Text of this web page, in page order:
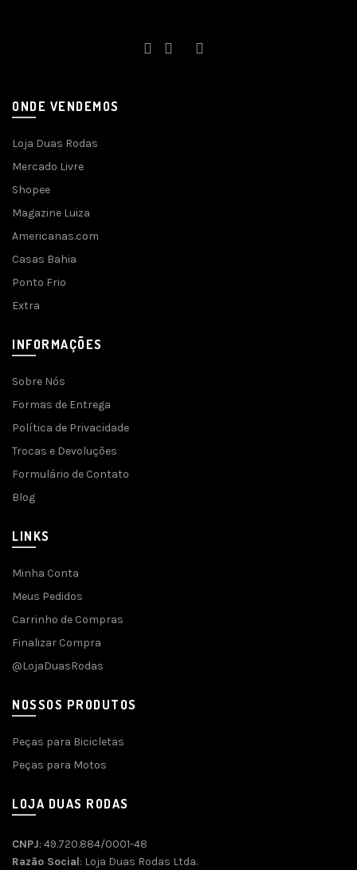
ONDE VENDEMOS
Loja Duas Rodas
Mercado Livre
Shopee
Magazine Luiza
Americanas.com
Casas Bahia
Ponto Frio
Extra
INFORMAÇÕES
Sobre Nós
Formas de Entrega
Política de Privacidade
Trocas e Devoluções
Formulário de Contato
Blog
LINKS
Minha Conta
Meus Pedidos
Carrinho de Compras
Finalizar Compra
@LojaDuasRodas
NOSSOS PRODUTOS
Peças para Bicicletas
Peças para Motos
LOJA DUAS RODAS
CNPJ: 49.720.884/0001-48
Razão Social: Loja Duas Rodas Ltda.